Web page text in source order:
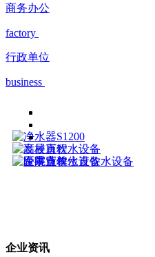
商务办公
factory
行政单位
business
企业资讯